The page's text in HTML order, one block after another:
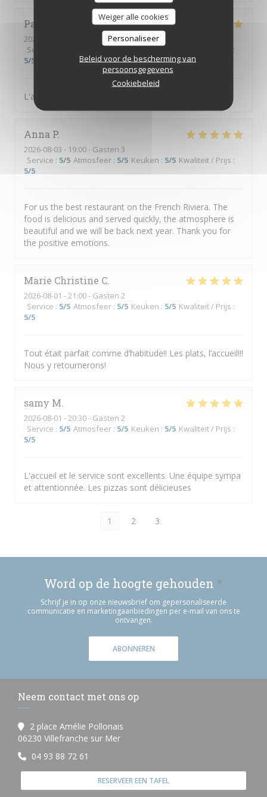
Weiger alle cookies
Personaliseer
Beleid voor de bescherming van
persoonsgegevens
Cookiebeleid
Patrick
2026-08-03
- 19:30 - Gasten 2
Service
Atmosfeer:4/5 Keuken:
:
5/5
L'accueil et la qualité de la nourriture
Anna P
2026-08-03 - 19:00 - Gasten 3
Service : 5/5 Atmosfeer : 5/5 Keuken : 5/5 Kwaliteit / Prijs :
5/5
For us the best restaurant on the French Riviera. The
food is delicious and served quickly, the atmosphere is
beautiful and we will be back next year. Thank you for
the positive emotions.
Marie Christine C
2026-08-01 - 21:00 - Gasten 2
Service : 5/5 Atmosfeer : 5/5 Keuken : 5/5 Kwaliteit / Prijs :
5/5
Tout était parfait comme d’habitude!! Les plats, l’accueil!!!
Nous y retournerons!
samy M
2026-08-01 - 20:30 - Gasten 2
Service : 5/5 Atmosfeer : 5/5 Keuken : 5/5 Kwaliteit / Prijs :
5/5
L'accueil et le service sont excellents. Une équipe sympa
et attentionnée. Les pizzas sont délicieuses
1 2 3
Word op de hoogte gehouden *
Schrijf je in op onze nieuwsbrief om gepersonaliseerde
communicatie en marketingaanbiedingen per e-mail van ons te
ontvangen.
ABONNEREN
Neem contact met ons op
2 place Amélie Pollonais
06230 Villefranche sur Mer((opent in een nieuw venster))
04 93 88 72 61
RESERVEER EEN TAFEL